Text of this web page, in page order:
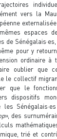
vers la
espaces
de
pour y
ordinaire à
oublier que
le collectif
que le
dispositifs
les
», des
trié et